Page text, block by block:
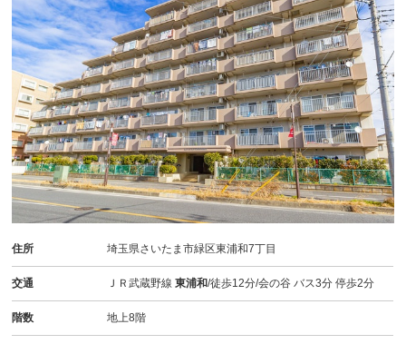
住所 埼玉県さいたま市緑区東浦和7丁目
交通 ＪＲ武蔵野線東浦和/徒歩12分/会の谷 バス3分 停歩2分
階数 地上8階